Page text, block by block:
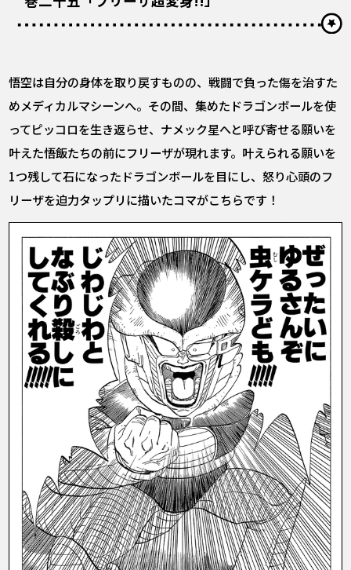
悟空は自分の身体を取り戻すものの、戦闘で負った傷を治すた
めメディカルマシーンへ。その間、集めたドラゴンボールを使
ってピッコロを生き返らせ、ナメック星へと呼び寄せる願いを
叶えた悟飯たちの前にフリーザが現れます。叶えられる願いを
1つ残して石になったドラゴンボールを目にし、怒り心頭のフ
リーザを迫力タップリに描いたコマがこちらです！